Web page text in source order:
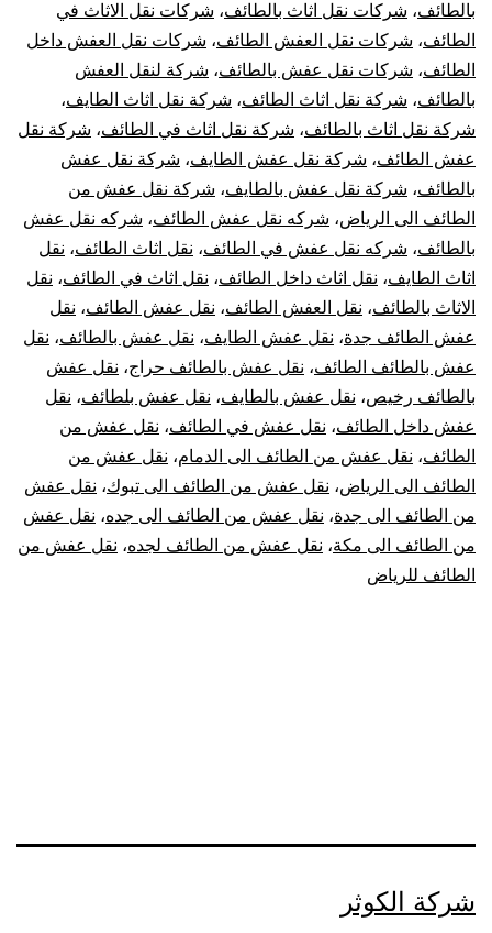
بالطائف، شركات نقل اثاث بالطائف، شركات نقل الاثاث في
الطائف، شركات نقل العفش الطائف، شركات نقل العفش داخل
الطائف، شركات نقل عفش بالطائف، شركة لنقل العفش
بالطائف، شركة نقل اثاث الطائف، شركة نقل اثاث الطايف،
شركة نقل اثاث بالطائف، شركة نقل اثاث في الطائف، شركة نقل
عفش الطائف، شركة نقل عفش الطايف، شركة نقل عفش
بالطائف، شركة نقل عفش بالطايف، شركة نقل عفش من
الطائف الى الرياض، شركه نقل عفش الطائف، شركه نقل عفش
بالطائف، شركه نقل عفش في الطائف، نقل اثاث الطائف، نقل
اثاث الطايف، نقل اثاث داخل الطائف، نقل اثاث في الطائف، نقل
الاثاث بالطائف، نقل العفش الطائف، نقل عفش الطائف، نقل
عفش الطائف جدة، نقل عفش الطايف، نقل عفش بالطائف، نقل
عفش بالطائف الطائف، نقل عفش بالطائف حراج، نقل عفش
بالطائف رخيص، نقل عفش بالطايف، نقل عفش بلطائف، نقل
عفش داخل الطائف، نقل عفش في الطائف، نقل عفش من
الطائف، نقل عفش من الطائف الى الدمام، نقل عفش من
الطائف الى الرياض، نقل عفش من الطائف الى تبوك، نقل عفش
من الطائف الى جدة، نقل عفش من الطائف الى جده، نقل عفش
من الطائف الى مكة، نقل عفش من الطائف لجده، نقل عفش من
الطائف للرياض
شركة الكوثر